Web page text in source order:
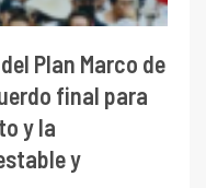
Plan Marco de
final para
y la
y